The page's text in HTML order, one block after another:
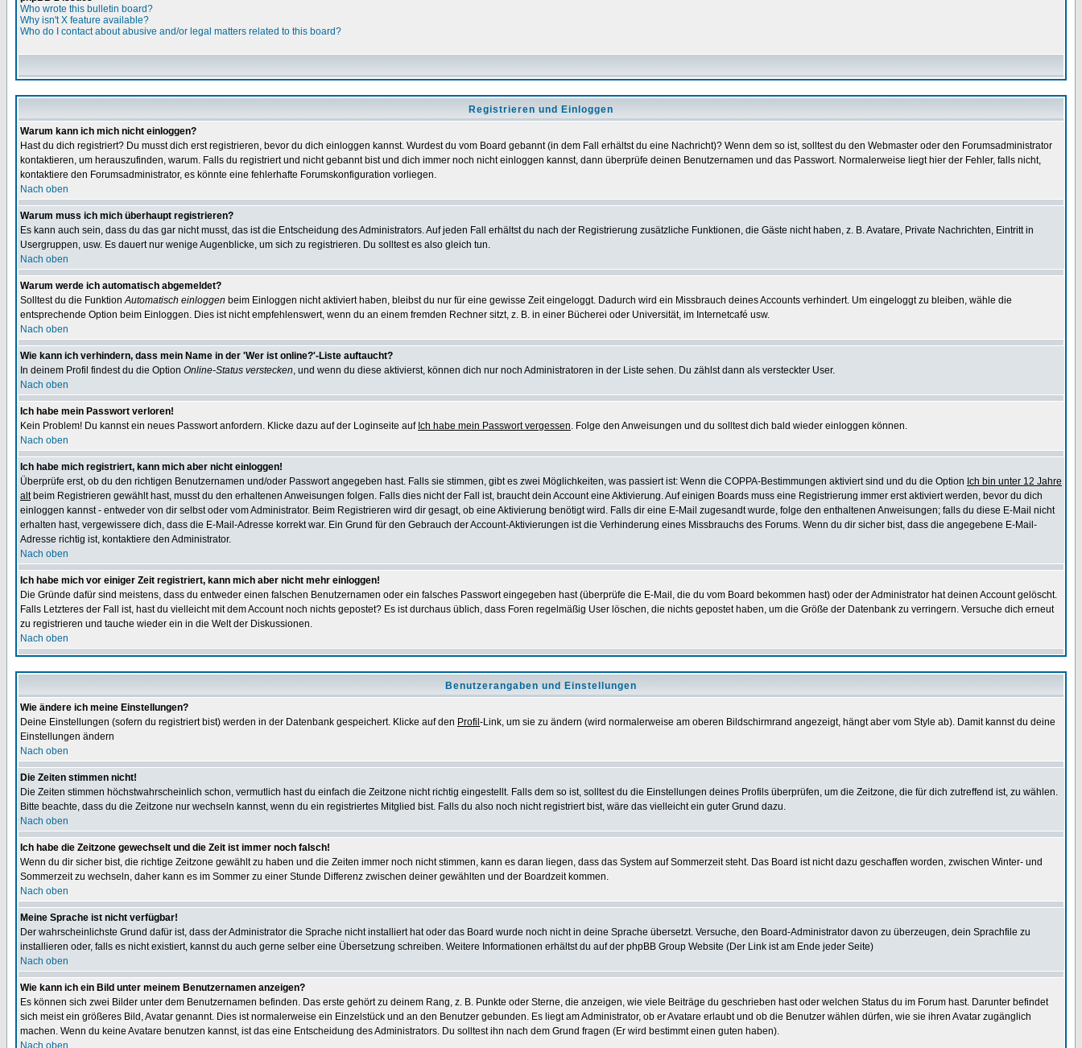
Who wrote this bulletin board?
Why isn't X feature available?
Who do I contact about abusive and/or legal matters related to this board?
Registrieren und Einloggen
Warum kann ich mich nicht einloggen?
Hast du dich registriert? Du musst dich erst registrieren, bevor du dich einloggen kannst. Wurdest du vom Board gebannt (in dem Fall erhältst du eine Nachricht)? Wenn dem so ist, solltest du den Webmaster oder den Forumsadministrator
kontaktieren, um herauszufinden, warum. Falls du registriert und nicht gebannt bist und dich immer noch nicht einloggen kannst, dann überprüfe deinen Benutzernamen und das Passwort. Normalerweise liegt hier der Fehler, falls nicht,
kontaktiere den Forumsadministrator, es könnte eine fehlerhafte Forumskonfiguration vorliegen.
Nach oben
Warum muss ich mich überhaupt registrieren?
Es kann auch sein, dass du das gar nicht musst, das ist die Entscheidung des Administrators. Auf jeden Fall erhältst du nach der Registrierung zusätzliche Funktionen, die Gäste nicht haben, z. B. Avatare, Private Nachrichten, Eintritt in
Usergruppen, usw. Es dauert nur wenige Augenblicke, um sich zu registrieren. Du solltest es also gleich tun.
Nach oben
Warum werde ich automatisch abgemeldet?
Solltest du die FunktionAutomatisch einloggen beim Einloggen nicht aktiviert haben, bleibst du nur für eine gewisse Zeit eingeloggt. Dadurch wird ein Missbrauch deines Accounts verhindert. Um eingeloggt zu bleiben, wähle die
entsprechende Option beim Einloggen. Dies ist nicht empfehlenswert, wenn du an einem fremden Rechner sitzt, z. B. in einer Bücherei oder Universität, im Internetcafé usw.
Nach oben
Wie kann ich verhindern, dass mein Name in der 'Wer ist online?'-Liste auftaucht?
In deinem Profil findest du die Option Online-Status verstecken, und wenn du diese aktivierst, können dich nur noch Administratoren in der Liste sehen. Du zählst dann als versteckter User.
Nach oben
Ich habe mein Passwort verloren!
Kein Problem! Du kannst ein neues Passwort anfordern. Klicke dazu auf der Loginseite auf Ich habe mein Passwort vergessen. Folge den Anweisungen und du solltest dich bald wieder einloggen können.
Nach oben
Ich habe mich registriert, kann mich aber nicht einloggen!
Überprüfe erst, ob du den richtigen Benutzernamen und/oder Passwort angegeben hast. Falls sie stimmen, gibt es zwei Möglichkeiten, was passiert ist: Wenn die COPPA-Bestimmungen aktiviert sind und du die Option Ich bin unter 12 Jahre
altbeim Registrieren gewählt hast, musst du den erhaltenen Anweisungen folgen. Falls dies nicht der Fall ist, braucht dein Account eine Aktivierung. Auf einigen Boards muss eine Registrierung immer erst aktiviert werden, bevor du dich
einloggen kannst - entweder von dir selbst oder vom Administrator. Beim Registrieren wird dir gesagt, ob eine Aktivierung benötigt wird. Falls dir eine E-Mail zugesandt wurde, folge den enthaltenen Anweisungen; falls du diese E-Mail nicht
erhalten hast, vergewissere dich, dass die E-Mail-Adresse korrekt war. Ein Grund für den Gebrauch der Account-Aktivierungen ist die Verhinderung eines Missbrauchs des Forums. Wenn du dir sicher bist, dass die angegebene E-Mail-
Adresse richtig ist, kontaktiere den Administrator.
Nach oben
Ich habe mich vor einiger Zeit registriert, kann mich aber nicht mehr einloggen!
Die Gründe dafür sind meistens, dass du entweder einen falschen Benutzernamen oder ein falsches Passwort eingegeben hast (überprüfe die E-Mail, die du vom Board bekommen hast) oder der Administrator hat deinen Account gelöscht.
Falls Letzteres der Fall ist, hast du vielleicht mit dem Account noch nichts gepostet? Es ist durchaus üblich, dass Foren regelmäßig User löschen, die nichts gepostet haben, um die Größe der Datenbank zu verringern. Versuche dich erneut
zu registrieren und tauche wieder ein in die Welt der Diskussionen.
Nach oben
Benutzerangaben und Einstellungen
Wie ändere ich meine Einstellungen?
Deine Einstellungen (sofern du registriert bist) werden in der Datenbank gespeichert. Klicke auf den Profil -Link, um sie zu ändern (wird normalerweise am oberen Bildschirmrand angezeigt, hängt aber vom Style ab). Damit kannst du deine
Einstellungen ändern
Nach oben
Die Zeiten stimmen nicht!
Die Zeiten stimmen höchstwahrscheinlich schon, vermutlich hast du einfach die Zeitzone nicht richtig eingestellt. Falls dem so ist, solltest du die Einstellungen deines Profils überprüfen, um die Zeitzone, die für dich zutreffend ist, zu wählen.
Bitte beachte, dass du die Zeitzone nur wechseln kannst, wenn du ein registriertes Mitglied bist. Falls du also noch nicht registriert bist, wäre das vielleicht ein guter Grund dazu.
Nach oben
Ich habe die Zeitzone gewechselt und die Zeit ist immer noch falsch!
Wenn du dir sicher bist, die richtige Zeitzone gewählt zu haben und die Zeiten immer noch nicht stimmen, kann es daran liegen, dass das System auf Sommerzeit steht. Das Board ist nicht dazu geschaffen worden, zwischen Winter- und
Sommerzeit zu wechseln, daher kann es im Sommer zu einer Stunde Differenz zwischen deiner gewählten und der Boardzeit kommen.
Nach oben
Meine Sprache ist nicht verfügbar!
Der wahrscheinlichste Grund dafür ist, dass der Administrator die Sprache nicht installiert hat oder das Board wurde noch nicht in deine Sprache übersetzt. Versuche, den Board-Administrator davon zu überzeugen, dein Sprachfile zu
installieren oder, falls es nicht existiert, kannst du auch gerne selber eine Übersetzung schreiben. Weitere Informationen erhältst du auf der phpBB Group Website (Der Link ist am Ende jeder Seite)
Nach oben
Wie kann ich ein Bild unter meinem Benutzernamen anzeigen?
Es können sich zwei Bilder unter dem Benutzernamen befinden. Das erste gehört zu deinem Rang, z. B. Punkte oder Sterne, die anzeigen, wie viele Beiträge du geschrieben hast oder welchen Status du im Forum hast. Darunter befindet
sich meist ein größeres Bild, Avatar genannt. Dies ist normalerweise ein Einzelstück und an den Benutzer gebunden. Es liegt am Administrator, ob er Avatare erlaubt und ob die Benutzer wählen dürfen, wie sie ihren Avatar zugänglich
machen. Wenn du keine Avatare benutzen kannst, ist das eine Entscheidung des Administrators. Du solltest ihn nach dem Grund fragen (Er wird bestimmt einen guten haben).
Nach oben